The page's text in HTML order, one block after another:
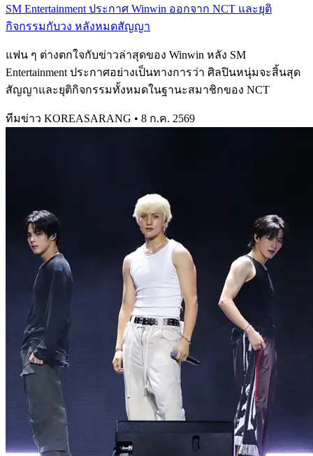
SM Entertainment ประกาศ Winwin ออกจาก NCT และยุติ
กิจกรรมกับวง หลังหมดสัญญา
แฟน ๆ ต่างตกใจกับข่าวล่าสุดของ Winwin หลัง SM
Entertainment ประกาศอย่างเป็นทางการว่า ศิลปินหนุ่มจะสิ้นสุด
สัญญาและยุติกิจกรรมทั้งหมดในฐานะสมาชิกของ NCT
ทีมข่าว KOREASARANG • 8 ก.ค. 2569